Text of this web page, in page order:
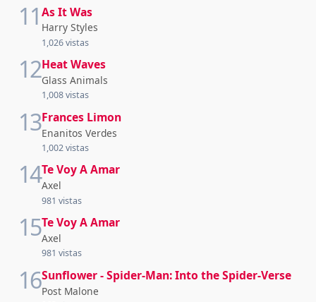
11As It Was
Harry Styles
1,026 vistas
12Heat Waves
Glass Animals
1,008 vistas
13Frances Limon
Enanitos Verdes
1,002 vistas
14Te Voy A Amar
Axel
981 vistas
15Te Voy A Amar
Axel
981 vistas
16Sunflower - Spider-Man: Into the Spider-Verse
Post Malone